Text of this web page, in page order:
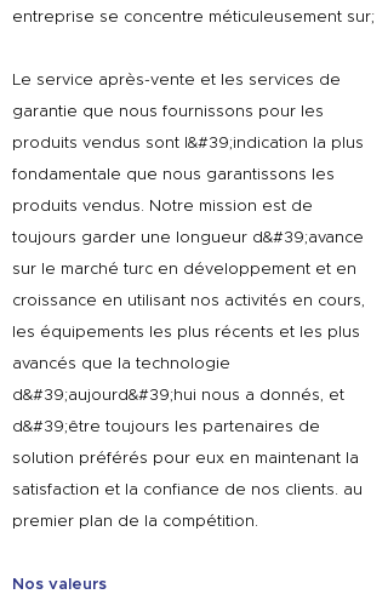
entreprise se concentre méticuleusement sur;
Le service après-vente et les services de
garantie que nous fournissons pour les
produits vendus sont l&#39;indication la plus
fondamentale que nous garantissons les
produits vendus. Notre mission est de
toujours garder une longueur d&#39;avance
sur le marché turc en développement et en
croissance en utilisant nos activités en cours,
les équipements les plus récents et les plus
avancés que la technologie
d&#39;aujourd&#39;hui nous a donnés, et
d&#39;être toujours les partenaires de
solution préférés pour eux en maintenant la
satisfaction et la confiance de nos clients. au
premier plan de la compétition.
Nos valeurs